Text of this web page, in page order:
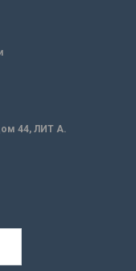
44, ЛИТ А.